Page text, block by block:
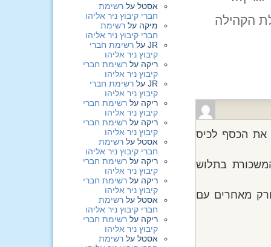
הקהילה
את הכסף לכיס
בתלוש
מאחרים עם
אסטל על רשימת
חברי קיבוץ ניר אליהו
מיקה על רשימת
חברי קיבוץ ניר אליהו
JR על רשימת חברי
קיבוץ ניר אליהו
ריקה על רשימת חברי
קיבוץ ניר אליהו
JR על רשימת חברי
קיבוץ ניר אליהו
ריקה על רשימת חברי
קיבוץ ניר אליהו
ריקה על רשימת חברי
קיבוץ ניר אליהו
אסטל על רשימת
חברי קיבוץ ניר אליהו
ריקה על רשימת חברי
קיבוץ ניר אליהו
ריקה על רשימת חברי
קיבוץ ניר אליהו
אסטל על רשימת
חברי קיבוץ ניר אליהו
ריקה על רשימת חברי
קיבוץ ניר אליהו
אסטל על רשימת